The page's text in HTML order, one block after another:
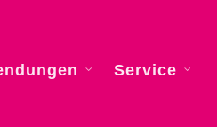
Service